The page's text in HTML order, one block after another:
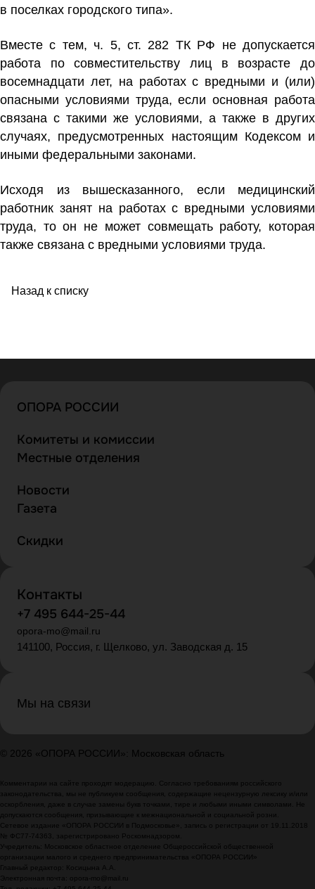
в поселках городского типа».
Вместе с тем, ч. 5, ст. 282 ТК РФ не допускается
работа по совместительству лиц в возрасте до
восемнадцати лет, на работах с вредными и (или)
опасными условиями труда, если основная работа
связана с такими же условиями, а также в других
случаях, предусмотренных настоящим Кодексом и
иными федеральными законами.
Исходя из вышесказанного, если медицинский
работник занят на работах с вредными условиями
труда, то он не может совмещать работу, которая
также связана с вредными условиями труда.
Назад к списку
ОПОРА РОССИИ
Комитеты и комиссии
Местные отделения
Новости
Газета
Скидки
Контакты
+7 495 644-25-44
opora-mo@mail.ru
141100, Россия, г. Щелково, ул. Заводская д. 15
Мы на связи
© 2026 «ОПОРА РОССИИ»: Московская область
Комментарии на сайте проходят модерацию. Согласно требованиям российского
законодательства, мы не публикуем сообщения, содержащие нецензурную лексику и/или
оскорбления, даже в случае замены букв точками, тире и любыми иными символами. Не
допускаются сообщения, призывающие к межнациональной и социальной розни.
Сетевое издание «ОПОРА РОССИИ в Подмосковье», запись о регистрации от 19.11.2018
№ ФС77-74363, зарегистрировано Роскомнадзором.
Учредитель: Московское областное отделение Общероссийской общественной
организации малого и среднего предпринимательства «ОПОРА РОССИИ»
Главный редактор: Косицына А.А.
Электронная почта: opora-mo@mail.ru